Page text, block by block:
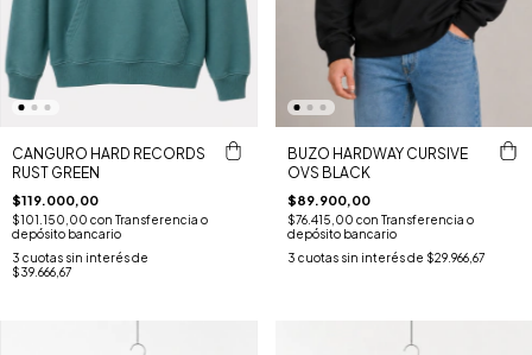
CANGURO HARD RECORDS
RUST GREEN
$119.000,00
$101.150,00 con Transferencia o
depósito bancario
3 cuotas sin interés de
$39.666,67
BUZO HARDWAY CURSIVE
OVS BLACK
$89.900,00
$76.415,00 con Transferencia o
depósito bancario
3 cuotas sin interés de $29.966,67